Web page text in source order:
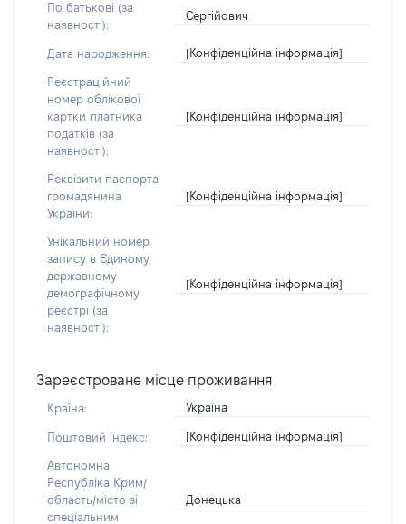
По батькові (за
наявності):
Сергійович
Дата народження: [Конфіденційна інформація]
Реєстраційний
номер облікової
картки платника
податків (за
наявності):
[Конфіденційна інформація]
Реквізити паспорта
громадянина
України:
[Конфіденційна інформація]
Унікальний номер
запису в Єдиному
державному
демографічному
реєстрі (за
наявності):
[Конфіденційна інформація]
Зареєстроване місце проживання
Країна: Україна
Поштовий індекс: [Конфіденційна інформація]
Автономна
Республіка Крим/
область/місто зі
спеціальним
Донецька